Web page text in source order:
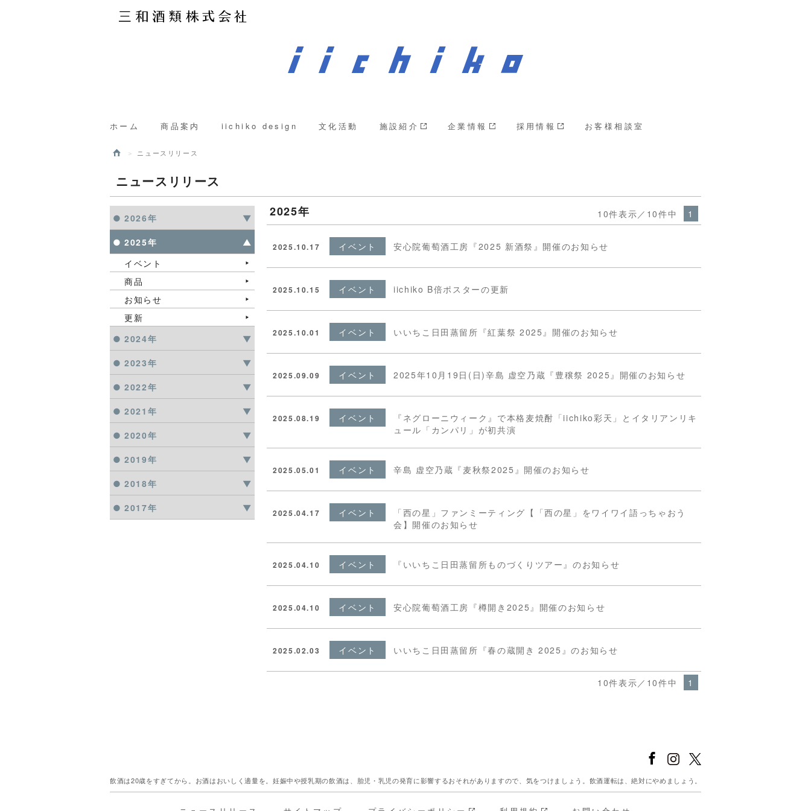
ホーム 商品案内 iichiko design 文化活動 施設紹介 企業情報 採用情報 お客様相談室
ニュースリリース
ニュースリリース
2025年 10件表示／10件中 1
2025.10.17 イベント 安心院葡萄酒工房『2025 新酒祭』開催のお知らせ
2025.10.15 イベント iichiko B倍ポスターの更新
2025.10.01 イベント いいちこ日田蒸留所『紅葉祭 2025』開催のお知らせ
2025.09.09 イベント 2025年10月19日(日)辛島 虚空乃蔵『豊穣祭 2025』開催のお知らせ
2025.08.19 イベント
『ネグローニウィーク』で本格麦焼酎「iichiko彩天」とイタリアンリキ
ュール「カンパリ」が初共演
2025.05.01 イベント 辛島 虚空乃蔵『麦秋祭2025』開催のお知らせ
2025.04.17 イベント
「西の星」ファンミーティング【「西の星」をワイワイ語っちゃおう
会】開催のお知らせ
2025.04.10 イベント 『いいちこ日田蒸留所ものづくりツアー』のお知らせ
2025.04.10 イベント 安心院葡萄酒工房『樽開き2025』開催のお知らせ
2025.02.03 イベント いいちこ日田蒸留所『春の蔵開き 2025』のお知らせ
10件表示／10件中 1
2026年
2025年
イベント
商品
お知らせ
更新
2024年
2023年
2022年
2021年
2020年
2019年
2018年
2017年
飲酒は20歳をすぎてから。お酒はおいしく適量を。妊娠中や授乳期の飲酒は、胎児・乳児の発育に影響するおそれがありますので、気をつけましょう。飲酒運転は、絶対にやめましょう。